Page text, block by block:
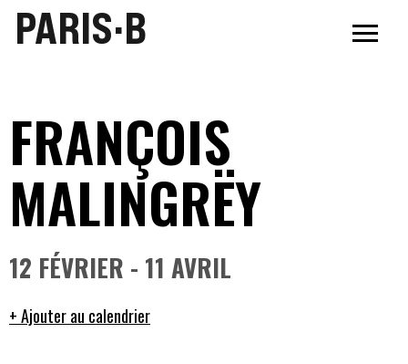
PARIS·B
FRANÇOIS
MALINGRËY
12 FÉVRIER - 11 AVRIL
+ Ajouter au calendrier